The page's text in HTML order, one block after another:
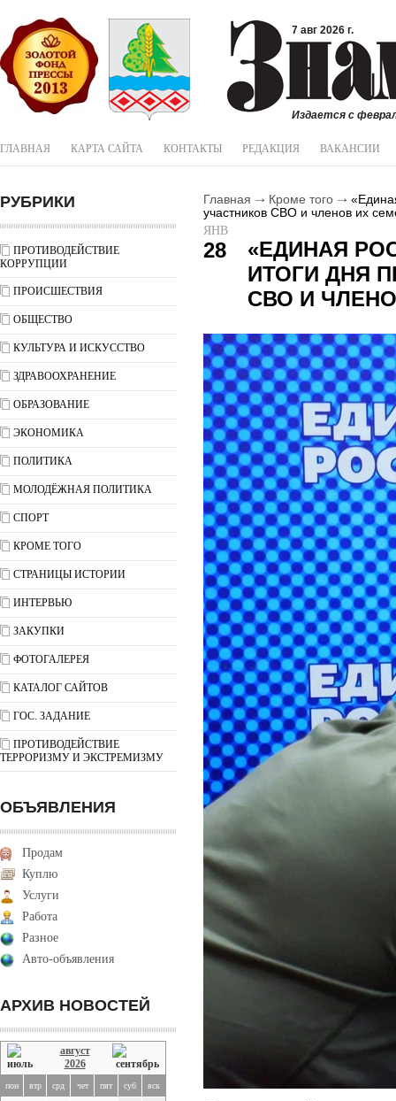
7 авг 2026 г.
Издается с
ГЛАВНАЯ КАРТА САЙТА КОНТАКТЫ РЕДАКЦИЯ ВАКАНСИИ
РУБРИКИ
ПРОТИВОДЕЙСТВИЕ
КОРРУПЦИИ
ПРОИСШЕСТВИЯ
ОБЩЕСТВО
КУЛЬТУРА И ИСКУССТВО
ЗДРАВООХРАНЕНИЕ
ОБРАЗОВАНИЕ
ЭКОНОМИКА
ПОЛИТИКА
МОЛОДЁЖНАЯ ПОЛИТИКА
СПОРТ
КРОМЕ ТОГО
СТРАНИЦЫ ИСТОРИИ
ИНТЕРВЬЮ
ЗАКУПКИ
ФОТОГАЛЕРЕЯ
КАТАЛОГ САЙТОВ
ГОС. ЗАДАНИЕ
ПРОТИВОДЕЙСТВИЕ
ТЕРРОРИЗМУ И ЭКСТРЕМИЗМУ
ОБЪЯВЛЕНИЯ
Продам
Куплю
Услуги
Работа
Разное
Авто-объявления
АРХИВ НОВОСТЕЙ
август
2026
пон втр срд чет пят суб вск
Главная Кроме того
участников СВО и членов их
ЯНВ
28
«ЕДИНАЯ
ИТОГИ ДНЯ
СВО И